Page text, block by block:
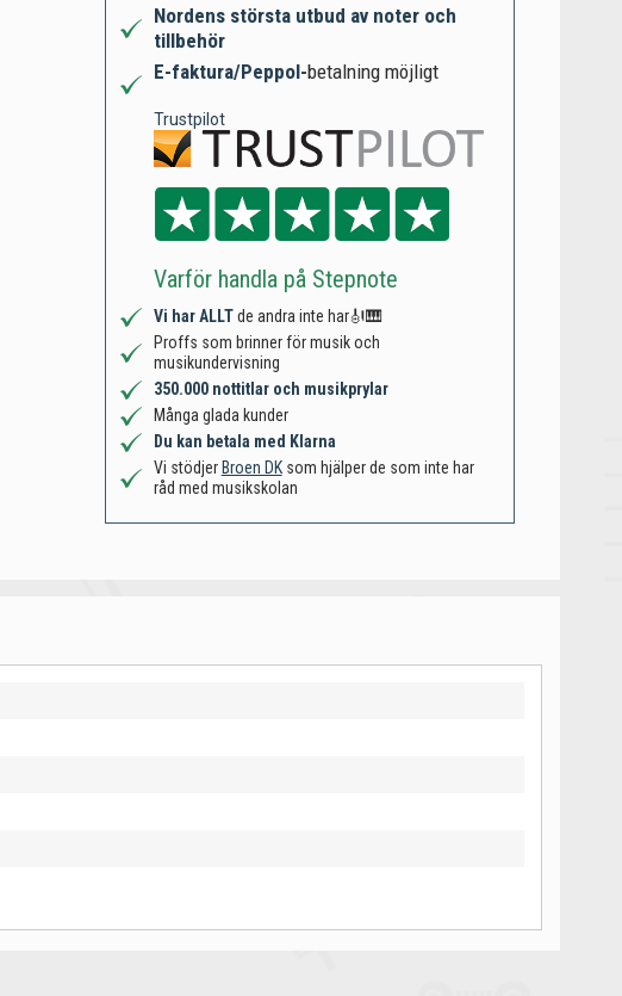
Nordens största utbud av noter och
tillbehör
E-faktura/Peppol-betalning möjligt
Trustpilot
Varför handla på Stepnote
Vi har ALLTde andra inte har🎻🎹
Proffs som brinner för musik och
musikundervisning
350.000 nottitlar och musikprylar
Många glada kunder
Du kan betala med Klarna
Vi stödjer Broen DKsom hjälper de som inte har
råd med musikskolan